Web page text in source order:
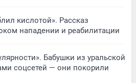
кислотой». Рассказ
нападении и реабилитации
Бабушки из уральской
соцсетей — они покорили